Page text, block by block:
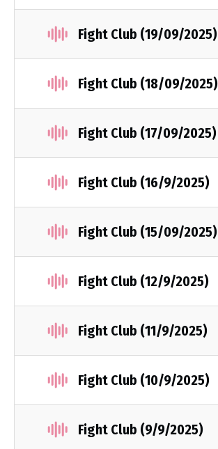
Fight Club (19/09/2025)
Fight Club (18/09/2025)
Fight Club (17/09/2025)
Fight Club (16/9/2025)
Fight Club (15/09/2025)
Fight Club (12/9/2025)
Fight Club (11/9/2025)
Fight Club (10/9/2025)
Fight Club (9/9/2025)